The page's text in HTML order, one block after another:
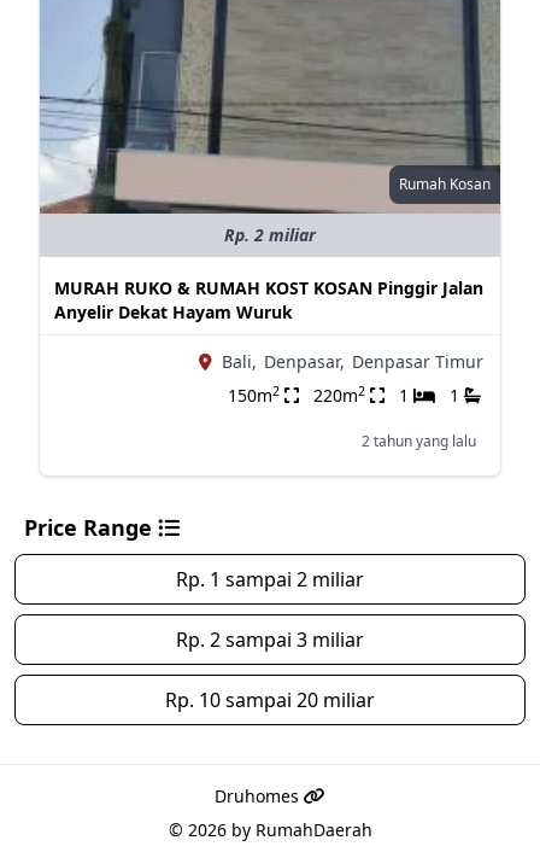
Rumah Kosan
Rp. 2 miliar
MURAH RUKO & RUMAH KOST KOSAN Pinggir Jalan
Anyelir Dekat Hayam Wuruk
Bali, Denpasar, Denpasar Timur
150m2 220m2 1 1
2 tahun yang lalu
Price Range
Rp. 1 sampai 2 miliar
Rp. 2 sampai 3 miliar
Rp. 10 sampai 20 miliar
Druhomes
© 2026 by RumahDaerah